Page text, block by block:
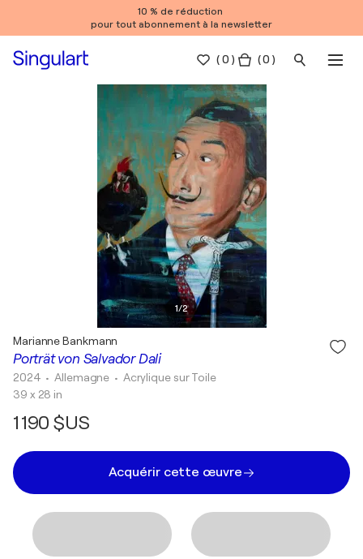
10 % de réduction
pour tout abonnement à la newsletter
(0 ) ( 0 )
1/2
Porträt von Salvador Dali
Marianne Bankmann
2024 • Allemagne • Acrylique sur Toile
39 x 28 in
1 190 $US
Acquérir cette œuvre